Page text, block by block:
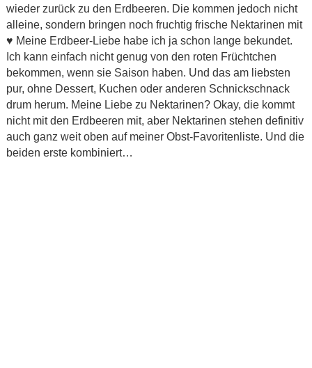
wieder zurück zu den Erdbeeren. Die kommen jedoch nicht
alleine, sondern bringen noch fruchtig frische Nektarinen mit
♥ Meine Erdbeer-Liebe habe ich ja schon lange bekundet.
Ich kann einfach nicht genug von den roten Früchtchen
bekommen, wenn sie Saison haben. Und das am liebsten
pur, ohne Dessert, Kuchen oder anderen Schnickschnack
drum herum. Meine Liebe zu Nektarinen? Okay, die kommt
nicht mit den Erdbeeren mit, aber Nektarinen stehen definitiv
auch ganz weit oben auf meiner Obst-Favoritenliste. Und die
beiden erste kombiniert…